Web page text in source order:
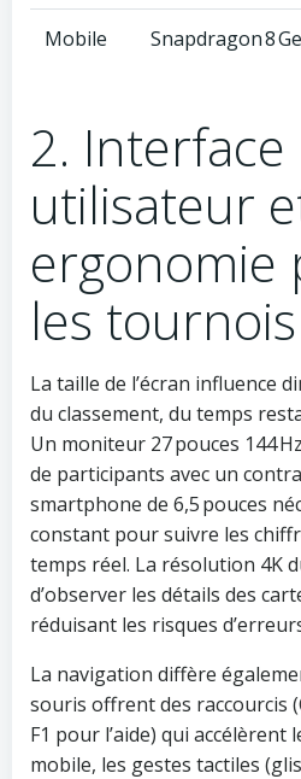
Mobile Snapdragon 8
2. Interface
utilisateur
ergonomie
les tournois
La taille de l’écran influence
du classement, du temps
Un moniteur 27 pouces 144
de participants avec un
smartphone de 6,5 pouces
constant pour suivre les
temps réel. La résolution 4K
d’observer les détails des
réduisant les risques
La navigation diffère
souris offrent des raccourcis
F1 pour l’aide) qui accélèrent
mobile, les gestes tactiles